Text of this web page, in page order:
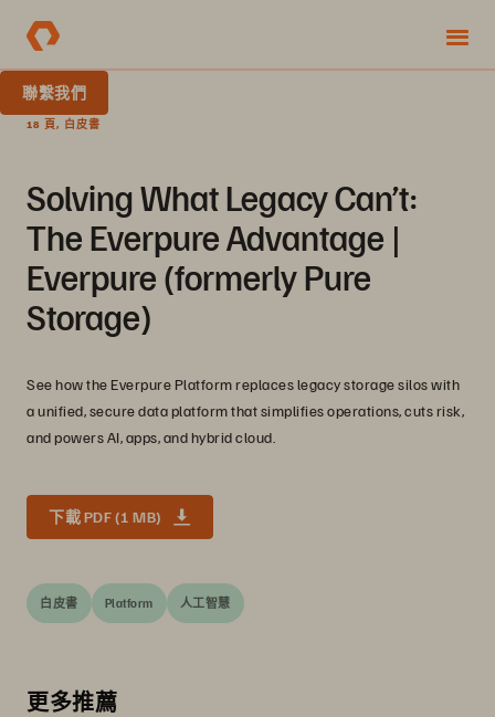
聯繫我們
18 頁, 白皮書
Solving What Legacy Can’t:
The Everpure Advantage |
Everpure (formerly Pure
Storage)
See how the Everpure Platform replaces legacy storage silos with
a unified, secure data platform that simplifies operations, cuts risk,
and powers AI, apps, and hybrid cloud.
下載 PDF (1 MB)
白皮書 Platform 人工智慧
更多推薦